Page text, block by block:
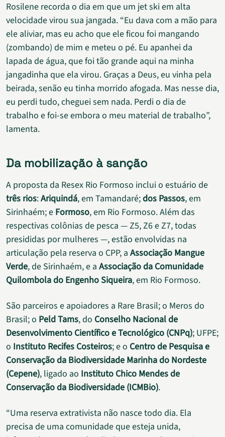
Rosilene recorda o dia em que um jet ski em alta
velocidade virou sua jangada. “Eu dava com a mão para
ele aliviar, mas eu acho que ele ficou foi mangando
(zombando) de mim e meteu o pé. Eu apanhei da
lapada de água, que foi tão grande aqui na minha
jangadinha que ela virou. Graças a Deus, eu vinha pela
beirada, senão eu tinha morrido afogada. Mas nesse dia,
eu perdi tudo, cheguei sem nada. Perdi o dia de
trabalho e foi-se embora o meu material de trabalho”,
lamenta.
Da mobilização à sanção
A proposta da Resex Rio Formoso inclui o estuário de
três rios:Ariquindá, em Tamandaré;dos Passos, em
Sirinhaém; e Formoso, em Rio Formoso. Além das
respectivas colônias de pesca — Z5, Z6 e Z7, todas
presididas por mulheres —, estão envolvidas na
articulação pela reserva o CPP, a Associação Mangue
Verde, de Sirinhaém, e a Associação da Comunidade
Quilombola do Engenho Siqueira, em Rio Formoso.
São parceiros e apoiadores a Rare Brasil; o Meros do
Brasil; o Peld Tams, do Conselho Nacional de
Desenvolvimento Científico e Tecnológico (CNPq); UFPE;
o Instituto Recifes Costeiros; e o Centro de Pesquisa e
Conservação da Biodiversidade Marinha do Nordeste
(Cepene), ligado ao Instituto Chico Mendes de
Conservação da Biodiversidade (ICMBio).
“Uma reserva extrativista não nasce todo dia. Ela
precisa de uma comunidade que esteja unida,